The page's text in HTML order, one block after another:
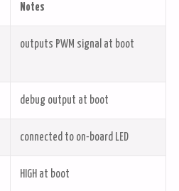
Notes
outputs PWM signal at boot
debug output at boot
connected to on-board LED
HIGH at boot